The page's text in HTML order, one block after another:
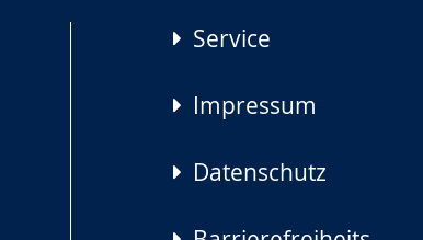
Service
Impressum
Datenschutz